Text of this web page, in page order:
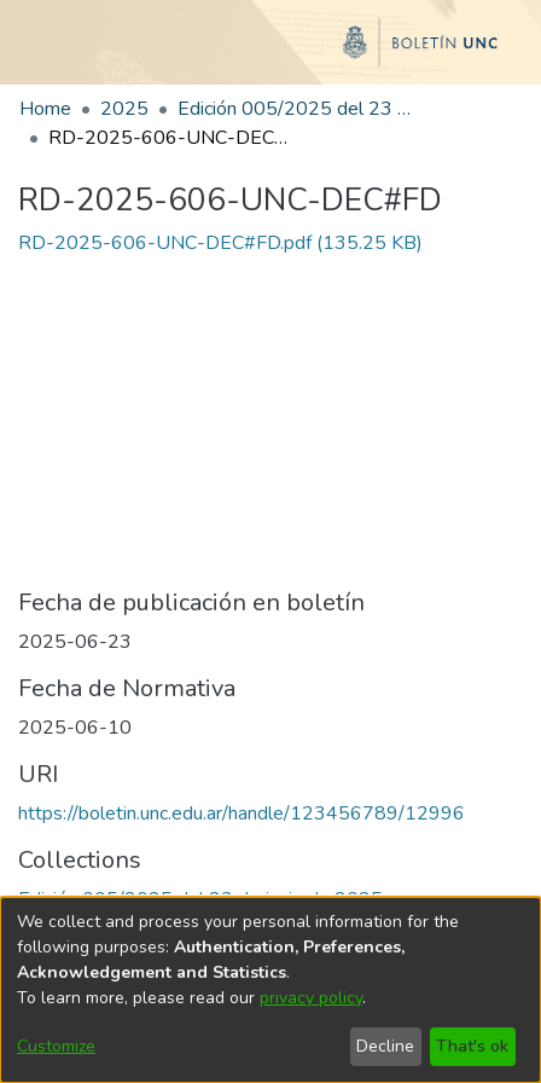
Home 2025
Edición 005/2025 del 23 de junio de 2025
RD-2025-606-UNC-DEC#FD
RD-2025-606-UNC-DEC#FD
RD-2025-606-UNC-DEC#FD.pdf(135.25 KB)
Fecha de publicación en boletín
2025-06-23
Fecha de Normativa
2025-06-10
URI
https://boletin.unc.edu.ar/handle/123456789/12996
Collections
Edición 005/2025 del 23 de junio de 2025
Universidad Nacional de Córdoba
We collect and process your personal information for the
following purposes: Authentication, Preferences,
Acknowledgement and Statistics.
To learn more, please read our privacy policy.
Customize Decline That's ok